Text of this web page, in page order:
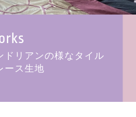
ドリアンの様なタイル
ース生地